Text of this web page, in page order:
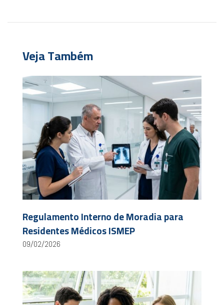
Veja Também
Regulamento Interno de Moradia para
Residentes Médicos ISMEP
09/02/2026